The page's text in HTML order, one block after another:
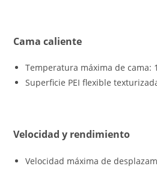
Cama caliente
Temperatura máxima de cama:
Superficie PEI flexible
Velocidad y rendimiento
Velocidad máxima de